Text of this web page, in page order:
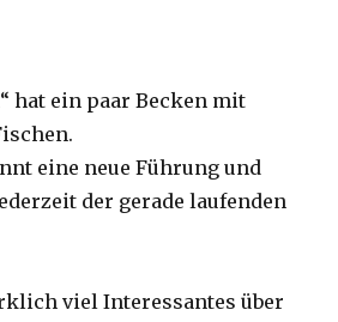
hat ein paar Becken mit
eine neue Führung und
der gerade laufenden
viel Interessantes über